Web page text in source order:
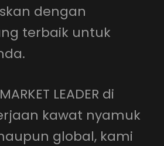
dengan
terbaik untuk
LEADER di
kawat nyamuk
global, kami